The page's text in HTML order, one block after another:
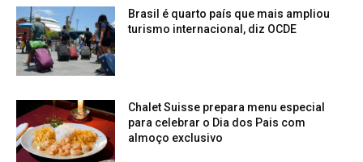
Brasil é quarto país que mais ampliou
turismo internacional, diz OCDE
Chalet Suisse prepara menu especial
para celebrar o Dia dos Pais com
almoço exclusivo